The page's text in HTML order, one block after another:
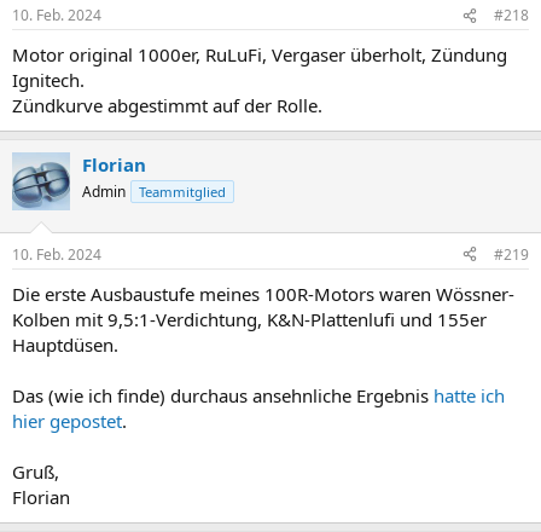
10. Feb. 2024 #218
Motor original 1000er, RuLuFi, Vergaser überholt, Zündung
Ignitech.
Zündkurve abgestimmt auf der Rolle.
Florian
Admin Teammitglied
10. Feb. 2024 #219
Die erste Ausbaustufe meines 100R-Motors waren Wössner-
Kolben mit 9,5:1-Verdichtung, K&N-Plattenlufi und 155er
Hauptdüsen.
Das (wie ich finde) durchaus ansehnliche Ergebnis hatte ich
hier gepostet.
Gruß,
Florian